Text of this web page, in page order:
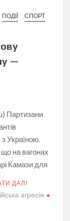
ПОДІЇ
СПОРТ
—
Партизани
Україною.
на вагонах
Камази для
ДАЛІ
агресія